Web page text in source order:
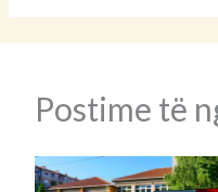
Postime të